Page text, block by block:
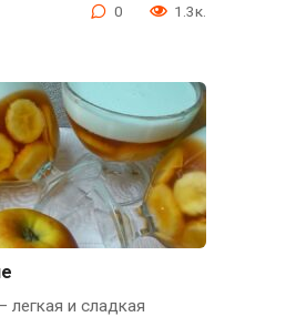
0 1.3к.
легкая и сладкая